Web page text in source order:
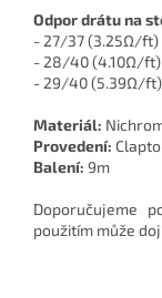
Odpor drátu na
- 27/37 (3.25Ω/ft)
- 28/40 (4.10Ω/ft)
- 29/40 (5.39Ω/ft)
Materiál:
Provedení:
Balení: 9m
Doporučujeme
použitím může